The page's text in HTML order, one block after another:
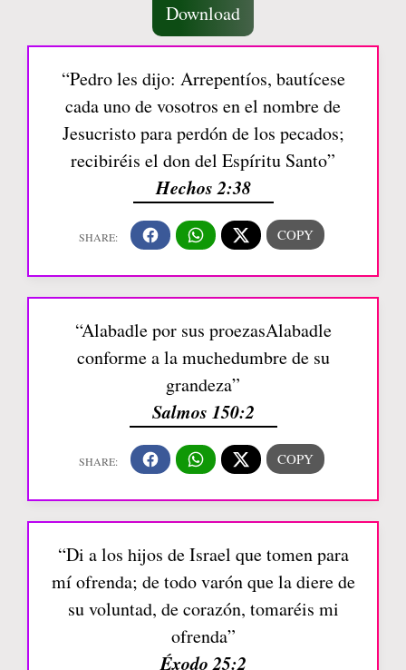
Download
“Pedro les dijo: Arrepentíos, bautícese
cada uno de vosotros en el nombre de
Jesucristo para perdón de los pecados;
recibiréis el don del Espíritu Santo”
Hechos 2:38
“Alabadle por sus proezasAlabadle
conforme a la muchedumbre de su
grandeza”
Salmos 150:2
“Di a los hijos de Israel que tomen para
mí ofrenda; de todo varón que la diere de
su voluntad, de corazón, tomaréis mi
ofrenda”
Éxodo 25:2